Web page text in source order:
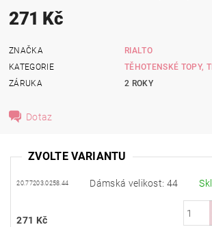
271 Kč
ZNAČKA
RIALTO
KATEGORIE
TĚHOTENSKÉ TOPY,
ZÁRUKA
2 ROKY
Dotaz
ZVOLTE VARIANTU
20.77203.0258.44 Dámská velikost: 44
271 Kč